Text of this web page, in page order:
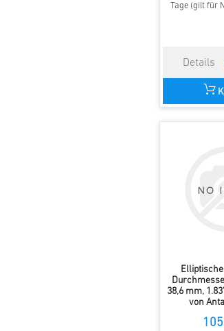
Tage (gilt für
38,6 mm,
von